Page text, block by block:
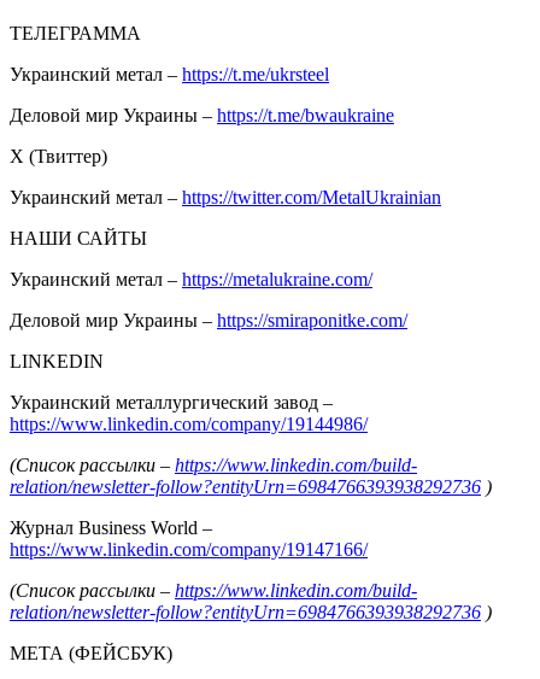
ТЕЛЕГРАММА
Украинский метал – https://t.me/ukrsteel
Деловой мир Украины – https://t.me/bwaukraine
Х (Твиттер)
Украинский метал – https://twitter.com/MetalUkrainian
НАШИ САЙТЫ
Украинский метал – https://metalukraine.com/
Деловой мир Украины – https://smiraponitke.com/
LINKEDIN
Украинский металлургический завод –
https://www.linkedin.com/company/19144986/
(Список рассылки – https://www.linkedin.com/build-
relation/newsletter-follow?entityUrn=6984766393938292736 )
Журнал Business World –
https://www.linkedin.com/company/19147166/
(Список рассылки – https://www.linkedin.com/build-
relation/newsletter-follow?entityUrn=6984766393938292736 )
МЕТА (ФЕЙСБУК)